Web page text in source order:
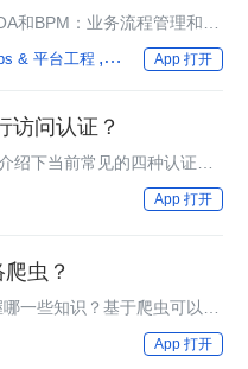
和BPM：业务流程管理和
，并为书中内容作
个企业级SOA项目中的实践
& 平台工程 语言 & 开发 文化
App 打开
访问认证？
绍下当前常见的四种认证方
App 打开
虫？
一些知识？基于爬虫可以构
深入讨论一下网络爬虫这个
App 打开